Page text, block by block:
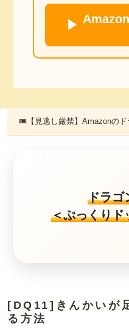
▶
🎟【見逃し厳禁】Amazonのド
ドラゴ
＜ぷっくりド
[DQ11]きんかいが
る方法